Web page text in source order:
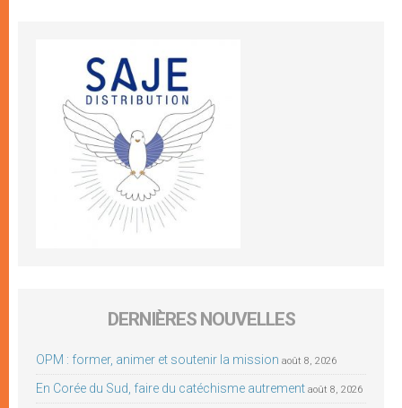
DERNIÈRES NOUVELLES
OPM : former, animer et soutenir la mission août 8, 2026
En Corée du Sud, faire du catéchisme autrement août 8, 2026